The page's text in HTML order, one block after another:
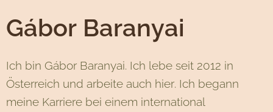
Gábor Baranyai
Ich bin Gábor Baranyai. Ich lebe seit 2012 in
Österreich und arbeite auch hier. Ich begann
meine Karriere bei einem international